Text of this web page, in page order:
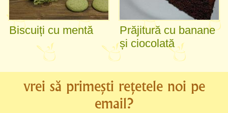
Biscuiți cu mentă
Prăjitură cu banane
și ciocolată
vrei să primești rețetele noi pe
email?